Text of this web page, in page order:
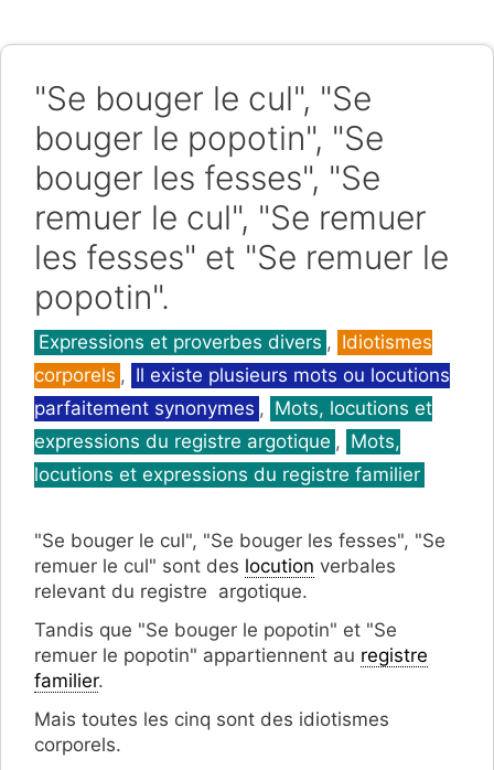
"Se bouger le cul", "Se
bouger le popotin", "Se
bouger les fesses", "Se
remuer le cul", "Se remuer
les fesses" et "Se remuer le
popotin".
Catégories
Expressions et proverbes divers , Idiotismes
corporels , Il existe plusieurs mots ou locutions
parfaitement synonymes , Mots, locutions et
expressions du registre argotique , Mots,
locutions et expressions du registre familier
"Se bouger le cul", "Se bouger les fesses", "Se
remuer le cul" sont des locution verbales
relevant du registre argotique.
Tandis que "Se bouger le popotin" et "Se
remuer le popotin" appartiennent au registre
familier.
Mais toutes les cinq sont des idiotismes
corporels.